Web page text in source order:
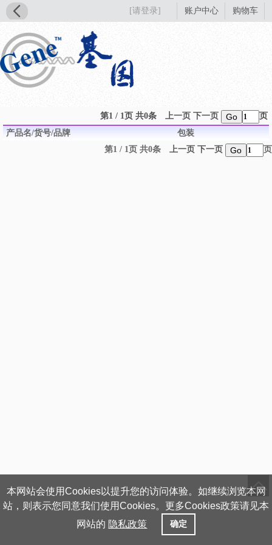
[请登录] 账户中心 购物车
第1 / 1页 共0条 上一页 下一页 Go
页
产品名/货号/品牌
包装
第1 / 1页 共0条
上一页 下一页 Go 页
本网站会使用Cookies以提升您的访问体验。如继续浏览本网
站，则表示您同意我们使用Cookies。更多Cookies政策请见本
网站的 隐私政策 确定